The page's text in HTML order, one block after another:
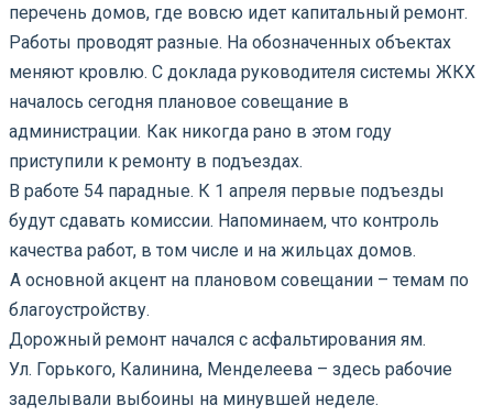
перечень домов, где вовсю идет капитальный ремонт.
Работы проводят разные. На обозначенных объектах
меняют кровлю. С доклада руководителя системы ЖКХ
началось сегодня плановое совещание в
администрации. Как никогда рано в этом году
приступили к ремонту в подъездах.
В работе 54 парадные. К 1 апреля первые подъезды
будут сдавать комиссии. Напоминаем, что контроль
качества работ, в том числе и на жильцах домов.
А основной акцент на плановом совещании – темам по
благоустройству.
Дорожный ремонт начался с асфальтирования ям.
Ул. Горького, Калинина, Менделеева – здесь рабочие
заделывали выбоины на минувшей неделе.